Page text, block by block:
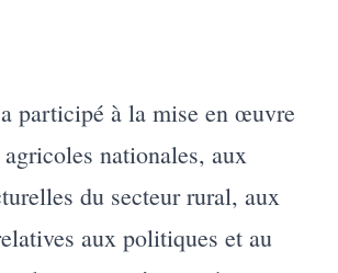
participé à la mise en œuvre
nationales, aux
du secteur rural, aux
aux politiques et au